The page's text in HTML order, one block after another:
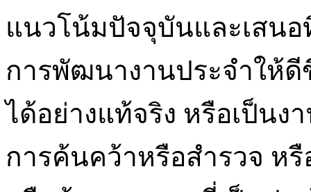
แนวโน้มปัจจุบันและเสน
การพัฒนางานประจำให้
ได้อย่างแท้จริง หรือเป็นง
การค้นคว้าหรือสำรวจ ห